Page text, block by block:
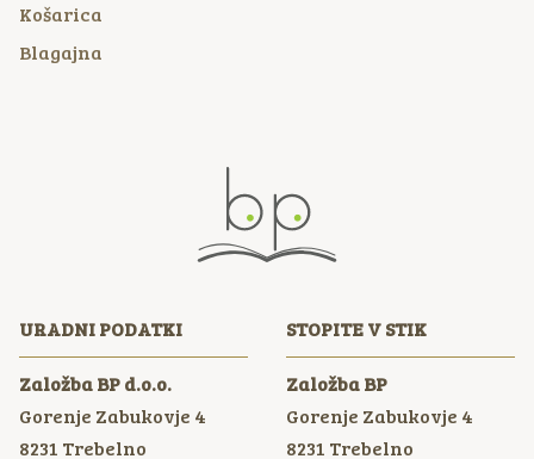
Košarica
Blagajna
URADNI PODATKI
Založba BP d.o.o.
Gorenje Zabukovje 4
8231 Trebelno
STOPITE V STIK
Založba BP
Gorenje Zabukovje 4
8231 Trebelno